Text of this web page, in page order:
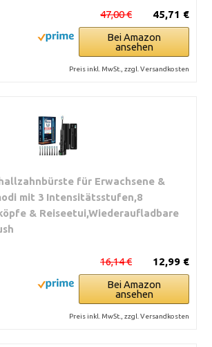
45,71 €
47,00 €
Bei Amazon
ansehen
Preis inkl. MwSt., zzgl. Versandkosten
für Erwachsene &
mit 3 Intensitätsstufen,8
& Reiseetui,Wiederaufladbare
12,99 €
16,14 €
Bei Amazon
ansehen
Preis inkl. MwSt., zzgl. Versandkosten